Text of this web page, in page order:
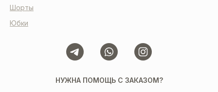
НУЖНА ПОМОЩЬ С ЗАКАЗОМ?
Шорты
Юбки